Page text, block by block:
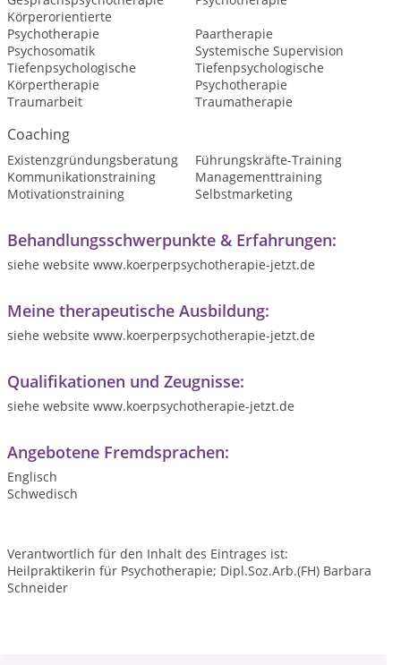
Körperorientierte
Psychotherapie
Paartherapie
Psychosomatik
Systemische Supervision
Tiefenpsychologische
Körpertherapie
Tiefenpsychologische
Psychotherapie
Traumarbeit
Traumatherapie
Coaching
Existenzgründungsberatung
Führungskräfte-Training
Kommunikationstraining
Managementtraining
Motivationstraining
Selbstmarketing
Behandlungsschwerpunkte & Erfahrungen:
siehe website www.koerperpsychotherapie-jetzt.de
Meine therapeutische Ausbildung:
siehe website www.koerperpsychotherapie-jetzt.de
Qualifikationen und Zeugnisse:
siehe website www.koerpsychotherapie-jetzt.de
Angebotene Fremdsprachen:
Englisch
Schwedisch
Verantwortlich für den Inhalt des Eintrages ist:
Heilpraktikerin für Psychotherapie; Dipl.Soz.Arb.(FH) Barbara
Schneider